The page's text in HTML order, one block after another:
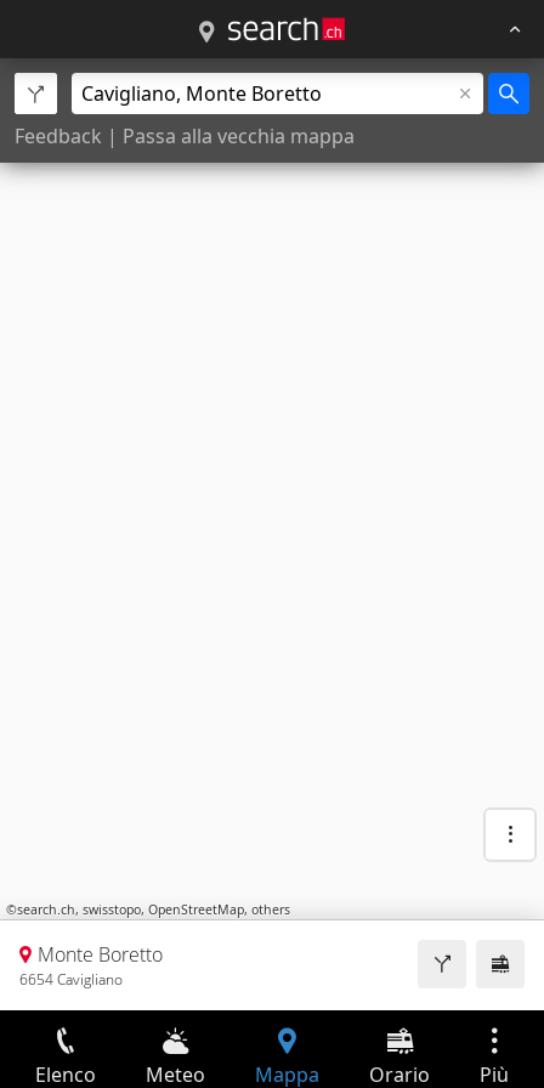
Feedback | Passa alla vecchia mappa
©search.ch, swisstopo, OpenStreetMap, others
Monte Boretto
6654 Cavigliano
Elenco Meteo Mappa Orario Più